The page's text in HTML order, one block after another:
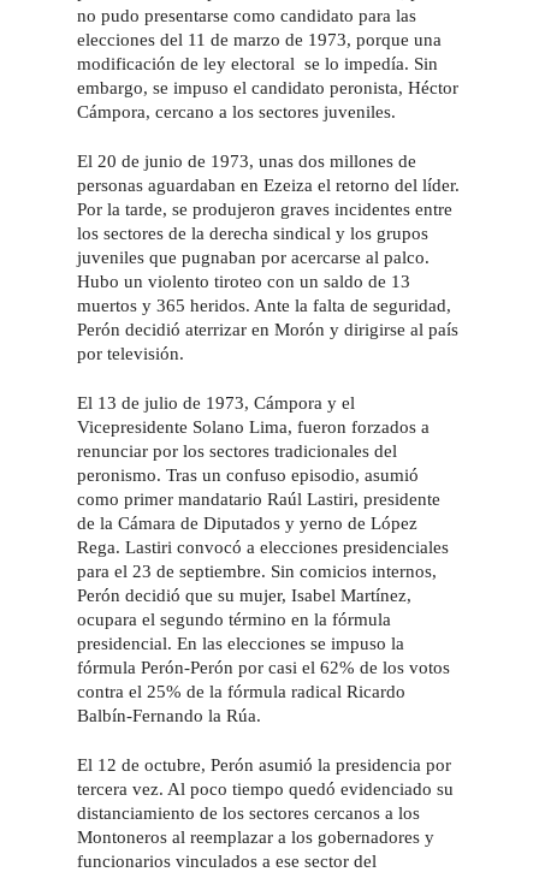
no pudo presentarse como candidato para las
elecciones del 11 de marzo de 1973, porque una
modificación de ley electoral se lo impedía. Sin
embargo, se impuso el candidato peronista, Héctor
Cámpora, cercano a los sectores juveniles.
El 20 de junio de 1973, unas dos millones de
personas aguardaban en Ezeiza el retorno del líder.
Por la tarde, se produjeron graves incidentes entre
los sectores de la derecha sindical y los grupos
juveniles que pugnaban por acercarse al palco.
Hubo un violento tiroteo con un saldo de 13
muertos y 365 heridos. Ante la falta de seguridad,
Perón decidió aterrizar en Morón y dirigirse al país
por televisión.
El 13 de julio de 1973, Cámpora y el
Vicepresidente Solano Lima, fueron forzados a
renunciar por los sectores tradicionales del
peronismo. Tras un confuso episodio, asumió
como primer mandatario Raúl Lastiri, presidente
de la Cámara de Diputados y yerno de López
Rega. Lastiri convocó a elecciones presidenciales
para el 23 de septiembre. Sin comicios internos,
Perón decidió que su mujer, Isabel Martínez,
ocupara el segundo término en la fórmula
presidencial. En las elecciones se impuso la
fórmula Perón-Perón por casi el 62% de los votos
contra el 25% de la fórmula radical Ricardo
Balbín-Fernando la Rúa.
El 12 de octubre, Perón asumió la presidencia por
tercera vez. Al poco tiempo quedó evidenciado su
distanciamiento de los sectores cercanos a los
Montoneros al reemplazar a los gobernadores y
funcionarios vinculados a ese sector del